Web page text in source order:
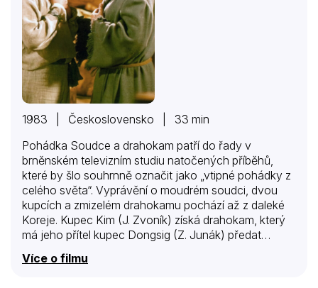
1983 | Československo | 33 min
Pohádka Soudce a drahokam patří do řady v
brněnském televizním studiu natočených příběhů,
které by šlo souhrnně označit jako „vtipné pohádky z
celého světa“. Vyprávění o moudrém soudci, dvou
kupcích a zmizelém drahokamu pochází až z daleké
Koreje. Kupec Kim (J. Zvoník) získá drahokam, který
má jeho přítel kupec Dongsig (Z. Junák) předat
drahokam vůbec nedostane. Přestože Dongsig tvrdí,
Více o filmu